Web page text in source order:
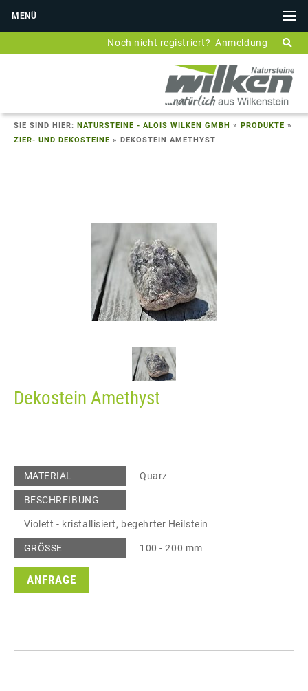
MENÜ
Anmeldung
Noch nicht registriert?
SIE SIND HIER: NATURSTEINE - ALOIS WILKEN GMBH » PRODUKTE »
ZIER- UND DEKOSTEINE » DEKOSTEIN AMETHYST
Dekostein Amethyst
MATERIAL Quarz
BESCHREIBUNG
Violett - kristallisiert, begehrter Heilstein
GRÖSSE 100 - 200 mm
ANFRAGE